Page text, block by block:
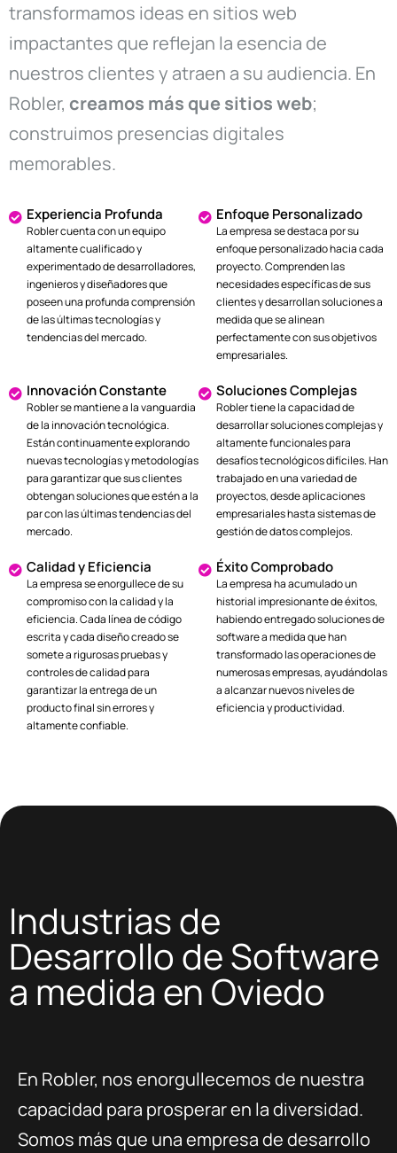
transformamos ideas en sitios web
impactantes que reflejan la esencia de
nuestros clientes y atraen a su audiencia. En
Robler, creamos más que sitios web;
construimos presencias digitales
memorables.
Experiencia Profunda
Robler cuenta con un equipo
altamente cualificado y
experimentado de desarrolladores,
ingenieros y diseñadores que
poseen una profunda comprensión
de las últimas tecnologías y
tendencias del mercado.
Enfoque Personalizado
La empresa se destaca por su
enfoque personalizado hacia cada
proyecto. Comprenden las
necesidades específicas de sus
clientes y desarrollan soluciones a
medida que se alinean
perfectamente con sus objetivos
empresariales.
Innovación Constante
Robler se mantiene a la vanguardia
de la innovación tecnológica.
Están continuamente explorando
nuevas tecnologías y metodologías
para garantizar que sus clientes
obtengan soluciones que estén a la
par con las últimas tendencias del
mercado.
Soluciones Complejas
Robler tiene la capacidad de
desarrollar soluciones complejas y
altamente funcionales para
desafíos tecnológicos difíciles. Han
trabajado en una variedad de
proyectos, desde aplicaciones
empresariales hasta sistemas de
gestión de datos complejos.
Calidad y Eficiencia
La empresa se enorgullece de su
compromiso con la calidad y la
eficiencia. Cada línea de código
escrita y cada diseño creado se
somete a rigurosas pruebas y
controles de calidad para
garantizar la entrega de un
producto final sin errores y
altamente confiable.
Éxito Comprobado
La empresa ha acumulado un
historial impresionante de éxitos,
habiendo entregado soluciones de
software a medida que han
transformado las operaciones de
numerosas empresas, ayudándolas
a alcanzar nuevos niveles de
eficiencia y productividad.
Industrias de
Desarrollo de Software
a medida en Oviedo
En Robler, nos enorgullecemos de nuestra
capacidad para prosperar en la diversidad.
Somos más que una empresa de desarrollo